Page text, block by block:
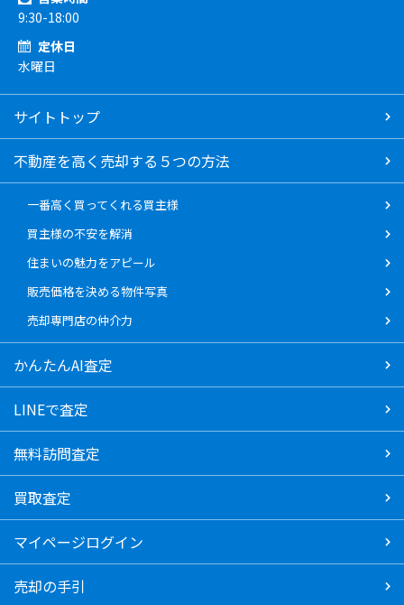
9:30-18:00
定休日
水曜日
サイトトップ
不動産を高く売却する５つの方法
一番高く買ってくれる買主様
買主様の不安を解消
住まいの魅力をアピール
販売価格を決める物件写真
売却専門店の仲介力
かんたんAI査定
LINEで査定
無料訪問査定
買取査定
マイページログイン
売却の手引